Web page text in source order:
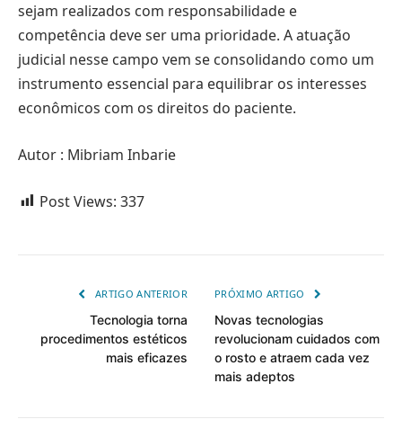
sejam realizados com responsabilidade e
competência deve ser uma prioridade. A atuação
judicial nesse campo vem se consolidando como um
instrumento essencial para equilibrar os interesses
econômicos com os direitos do paciente.
Autor : Mibriam Inbarie
Post Views: 337
ARTIGO ANTERIOR
Tecnologia torna
procedimentos estéticos
mais eficazes
PRÓXIMO ARTIGO
Novas tecnologias
revolucionam cuidados com
o rosto e atraem cada vez
mais adeptos